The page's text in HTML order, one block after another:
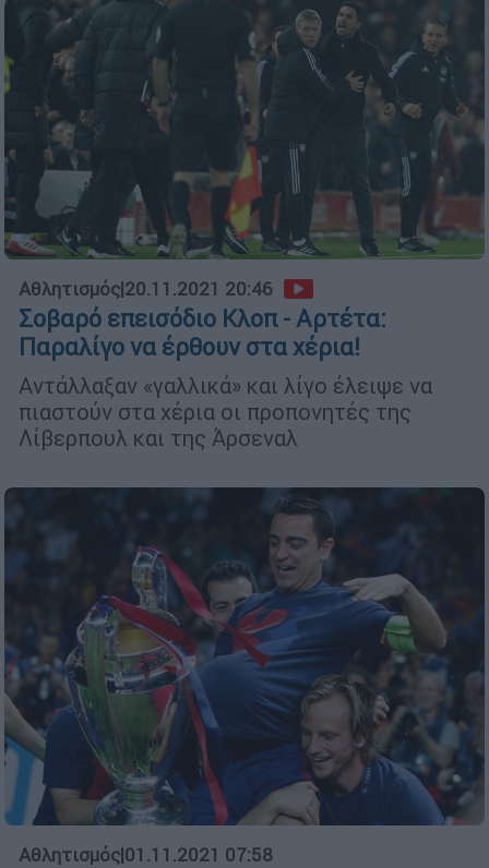
Αθλητισμός|20.11.2021 20:46
Σοβαρό επεισόδιο Κλοπ - Αρτέτα:
Παραλίγο να έρθουν στα χέρια!
Αντάλλαξαν «γαλλικά» και λίγο έλειψε να
πιαστούν στα χέρια οι προπονητές της
Λίβερπουλ και της Άρσεναλ
Αθλητισμός|01.11.2021 07:58